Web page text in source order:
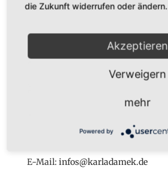
Startseite
Dr. Karl Adamek
Tel. +49 (0)160-7877562
E-Mail: infos@karladamek.de
die Zukunft widerrufen oder ändern.
Akzeptieren
Verweigern
mehr
Powered by